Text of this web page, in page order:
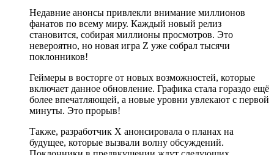
Недавние анонсы привлекли внимание миллионов
фанатов по всему миру. Каждый новый релиз
становится, собирая миллионы просмотров. Это
невероятно, но новая игра Z уже собрал тысячи
поклонников!
Геймеры в восторге от новых возможностей, которые
включает данное обновление. Графика стала гораздо ещё
более впечатляющей, а новые уровни увлекают с первой
минуты. Это прорыв!
Также, разработчик X анонсировала о планах на
будущее, которые вызвали волну обсуждений.